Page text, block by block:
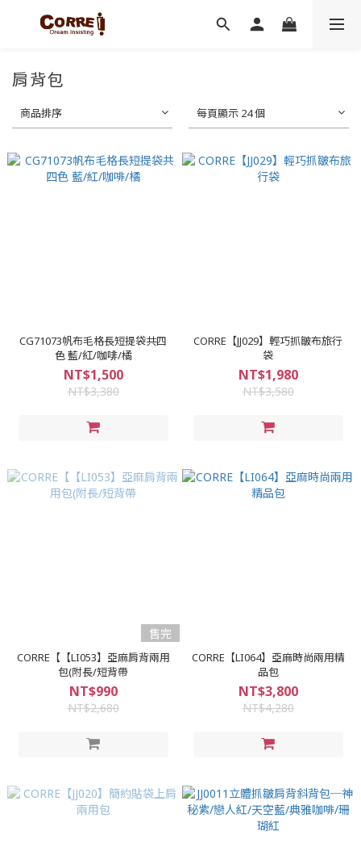
肩背包
商品排序 每頁顯示 24 個
CG71073帆布毛格長短提袋共四
色 藍/紅/咖啡/橘
NT$1,500
NT$3,380
CORRE【JJ029】輕巧抓皺布旅行
袋
NT$1,980
NT$3,580
售完
CORRE【【LI053】亞麻肩背兩用
包(附長/短背帶
NT$990
NT$2,680
CORRE【LI064】亞麻時尚兩用精
品包
NT$3,800
NT$4,280